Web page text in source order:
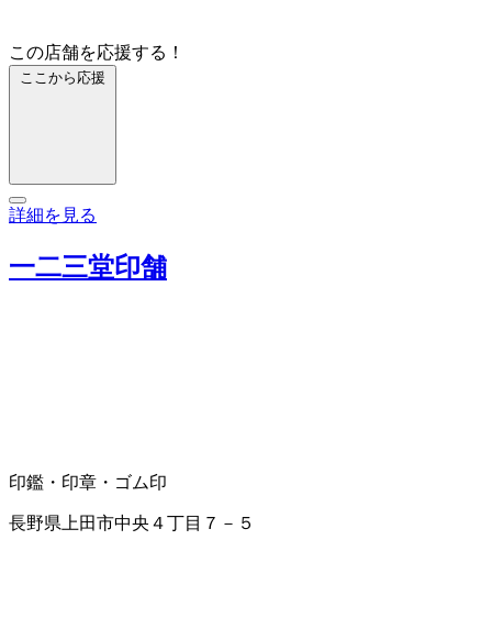
この店舗を応援する！
ここから応援
詳細を見る
一二三堂印舗
印鑑・印章・ゴム印
長野県上田市中央４丁目７－５